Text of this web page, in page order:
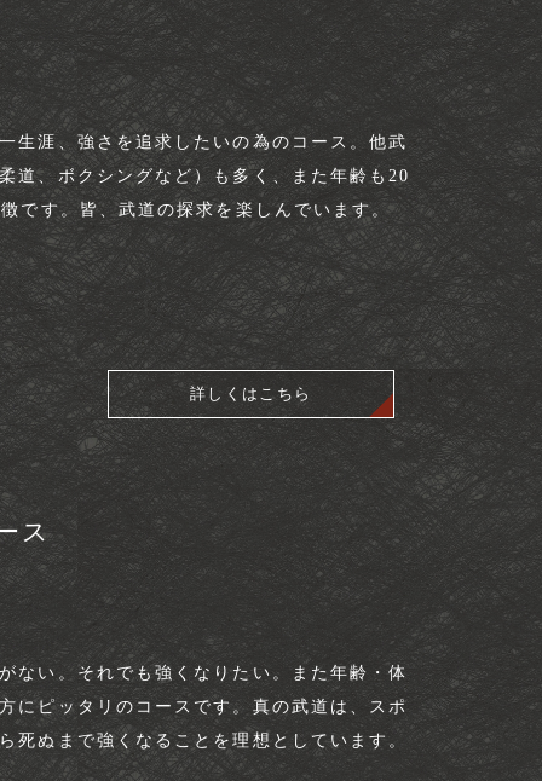
生涯、強さを追求したいの為のコース。他武
道、ボクシングなど）も多く、また年齢も20
です。​皆、武道の探求を楽しんでいます。​
詳しくはこちら
ス​
ない。それでも強くなりたい。また年齢・体
にピッタリのコースです。真の武道は、スポ
死ぬまで強くなることを理想としています。​